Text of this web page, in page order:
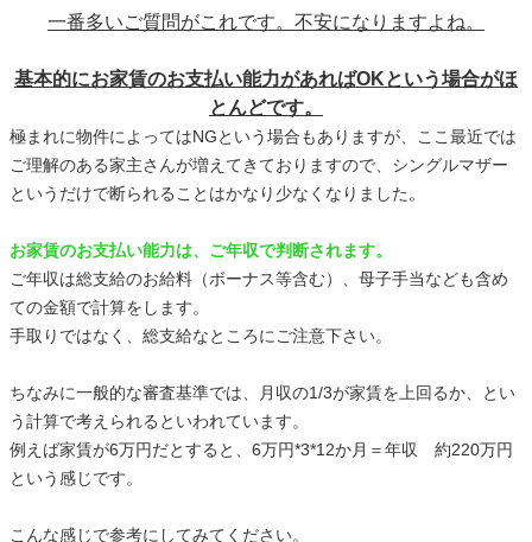
一番多いご質問がこれです。不安になりますよね。
基本的にお家賃のお支払い能力があればOKという場合がほ
とんどです。
極まれに物件によってはNGという場合もありますが、ここ最近では
ご理解のある家主さんが増えてきておりますので、シングルマザー
というだけで断られることはかなり少なくなりました。
お家賃のお支払い能力は、ご年収で判断されます。
ご年収は総支給のお給料（ボーナス等含む）、母子手当なども含め
ての金額で計算をします。
手取りではなく、総支給なところにご注意下さい。
ちなみに一般的な審査基準では、月収の1/3が家賃を上回るか、とい
う計算で考えられるといわれています。
例えば家賃が6万円だとすると、6万円*3*12か月＝年収 約220万円
という感じです。
こんな感じで参考にしてみてください。